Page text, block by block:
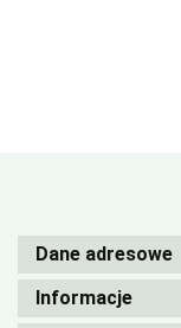
Dane adresowe
Informacje